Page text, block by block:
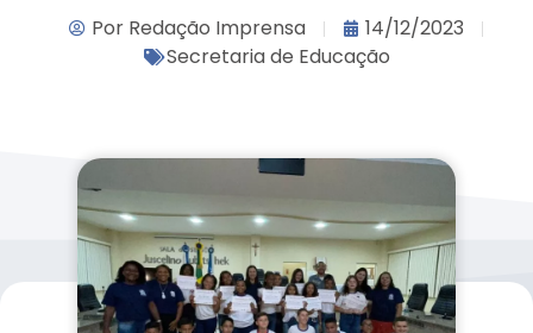
PorRedação Imprensa
14/12/2023
Secretaria de Educação